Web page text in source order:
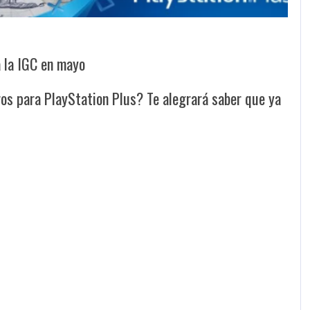
IGC en mayo
para PlayStation Plus? Te alegrará saber que ya